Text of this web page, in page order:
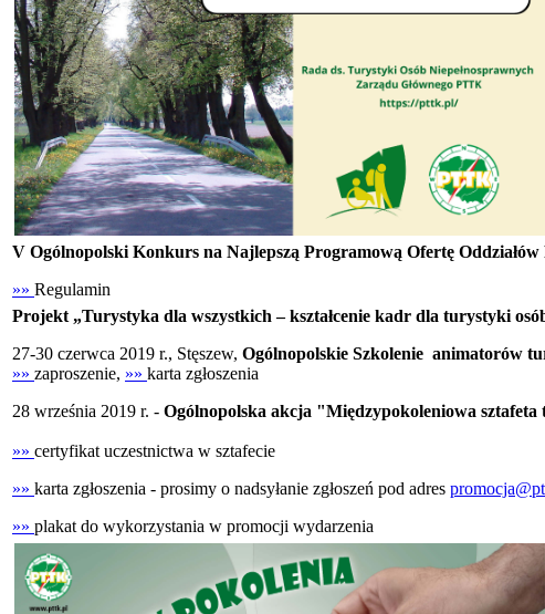
V Ogólnopolski Konkurs na Najlepszą Programową Ofertę
»» Regulamin
Projekt „Turystyka dla wszystkich – kształcenie kadr dla turystyki
27-30 czerwca 2019 r., Stęszew, Ogólnopolskie Szkolenie animatorów
»» zaproszenie, »» karta zgłoszenia
28 września 2019 r. - Ogólnopolska akcja "Międzypokoleniowa sztafeta
»» certyfikat uczestnictwa w sztafecie
»» karta zgłoszenia - prosimy o nadsyłanie zgłoszeń pod adres
»» plakat do wykorzystania w promocji wydarzenia